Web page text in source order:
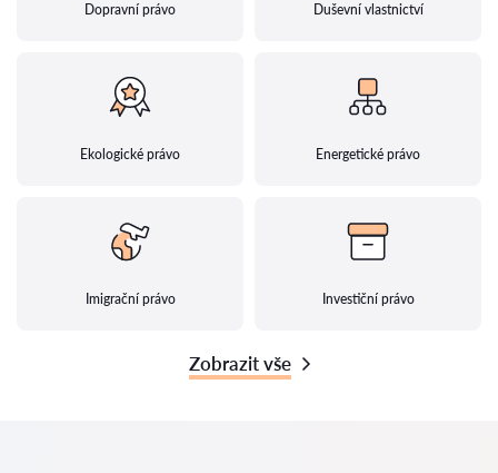
Dopravní právo Duševní vlastnictví
Ekologické právo Energetické právo
Imigrační právo Investiční právo
Zobrazit vše